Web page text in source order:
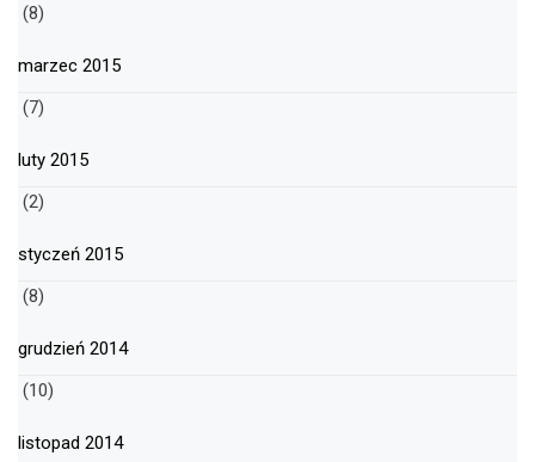
(8)
marzec 2015
(7)
luty 2015
(2)
styczeń 2015
(8)
grudzień 2014
(10)
listopad 2014